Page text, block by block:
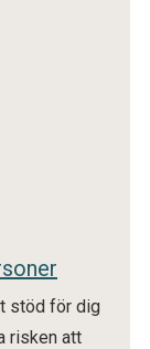
stöd för dig
risken att